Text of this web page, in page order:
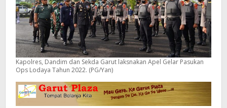
Kapolres, Dandim dan Sekda Garut laksnakan Apel Gelar Pasukan
Ops Lodaya Tahun 2022. (PG/Yan)